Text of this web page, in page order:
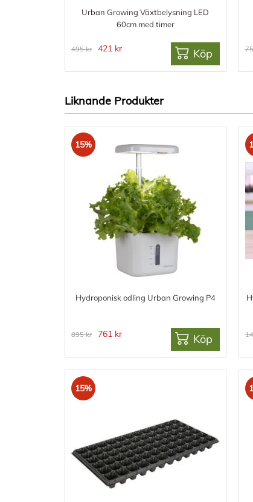
Urban Growing Växtbelysning LED
60cm med timer
495 kr 421 kr Köp
Liknande Produkter
15%
Hydroponisk odling Urban Growing P4
895 kr 761 kr Köp
15%